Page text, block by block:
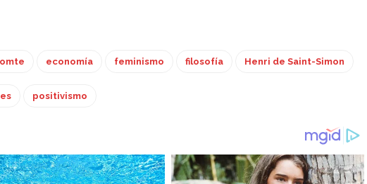
economía feminismo filosofía Henri de Saint-Simon
positivismo